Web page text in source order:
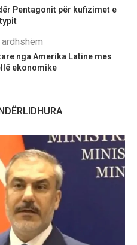
Pentagonit për kufizimet e
nga Amerika Latine mes
ekonomike